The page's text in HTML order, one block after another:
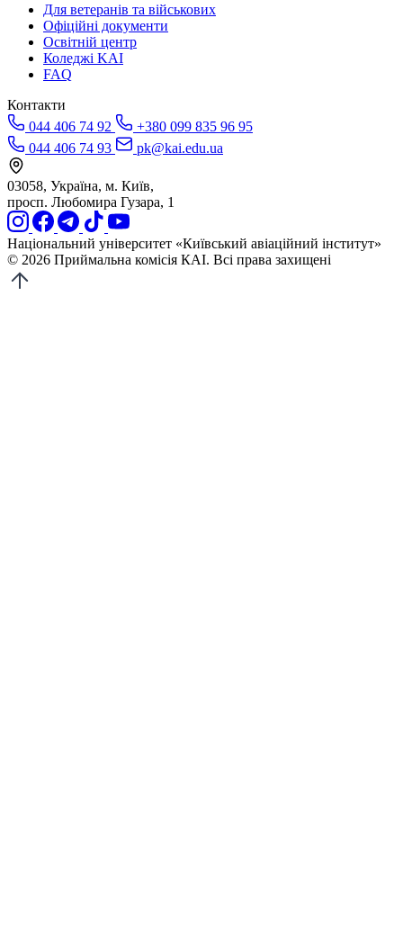
Для ветеранів та військових
Офіційні документи
Освітній центр
Коледжі KAI
FAQ
Контакти
044 406 74 92
+380 099 835 96 95
044 406 74 93
pk@kai.edu.ua
03058, Україна, м. Київ,
просп. Любомира Гузара, 1
Національний університет «Київський авіаційний інститут»
© 2026 Приймальна комісія КАІ. Всі права захищені